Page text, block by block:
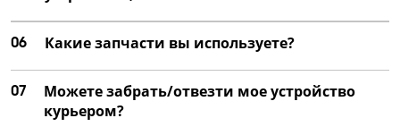
06 Какие запчасти вы используете?
07
Можете забрать/отвезти мое устройство
курьером?